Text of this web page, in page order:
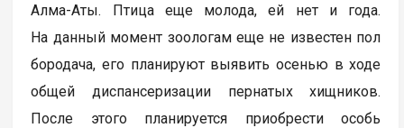
Алма-Аты. Птица еще молода, ей нет и года.
На данный момент зоологам еще не известен пол
бородача, его планируют выявить осенью в ходе
общей диспансеризации пернатых хищников.
После этого планируется приобрести особь